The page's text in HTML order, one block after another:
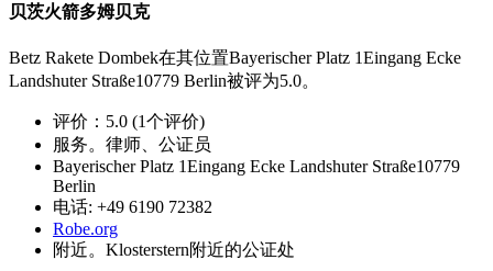
贝茨火箭多姆贝克
Betz Rakete Dombek在其位置Bayerischer Platz 1Eingang Ecke
Landshuter Straße10779 Berlin被评为5.0。
评价：5.0 (1个评价)
服务。律师、公证员
Bayerischer Platz 1Eingang Ecke Landshuter Straße10779
Berlin
电话: +49 6190 72382
Robe.org
附近。Klosterstern附近的公证处